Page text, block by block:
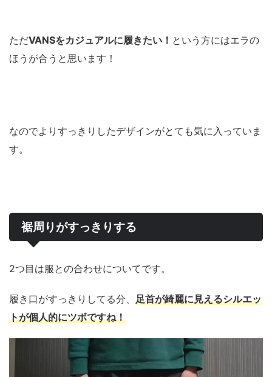
ただVANSをカジュアルに履きたい！ という方にはエラの
ほうが合うと思います！
なのでよりすっきりしたデザインがとても気に入っていま
す。
裾周りがすっきりする
2つ目は服との合わせについてです。
履き口がすっきりしてる分、 足首が綺麗に見えるシルエッ
トが個人的にツボですね！